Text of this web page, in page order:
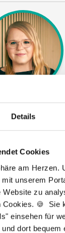
Details
Cookies
am Herzen.
unserem
Website zu
Cookies. 🍪 Sie
einsehen für
dort bequem
eine
(m|w|d), PTA
Bei Fragen
Seite.